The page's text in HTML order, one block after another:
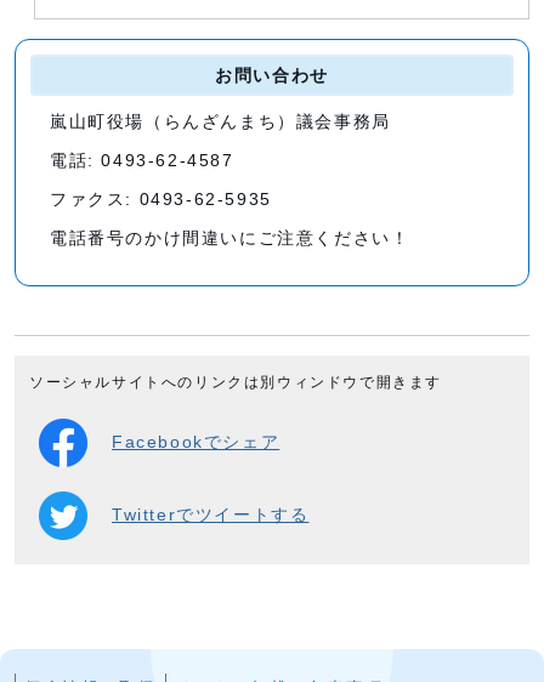
お問い合わせ
嵐山町役場（らんざんまち）議会事務局
電話: 0493-62-4587
ファクス: 0493-62-5935
電話番号のかけ間違いにご注意ください！
ソーシャルサイトへのリンクは別ウィンドウで開きます
Facebookでシェア
Twitterでツイートする